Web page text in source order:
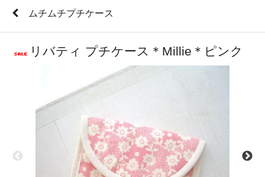
ムチムチプチケース
リバティ プチケース＊Millie＊ピンク